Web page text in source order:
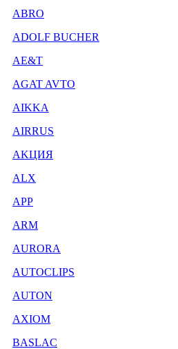
ABRO
ADOLF BUCHER
AE&T
AGAT AVTO
AIKKA
AIRRUS
AKЦИЯ
ALX
APP
ARM
AURORA
AUTOCLIPS
AUTON
AXIOM
BASLAC